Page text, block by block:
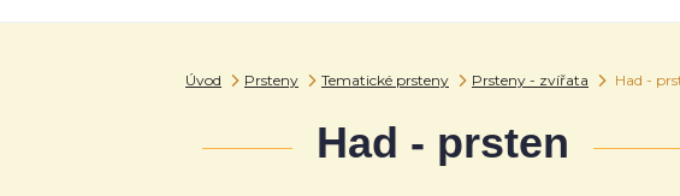
Úvod Prsteny Tematické prsteny Prsteny - zvířata Had -
Had - prsten